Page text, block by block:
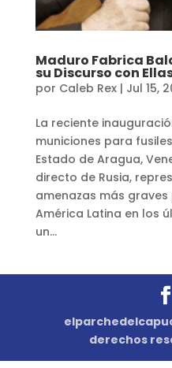
Maduro Fabrica
su Discurso con
por Caleb Rex| Jul 15,
La reciente
municiones para
Estado de Aragua,
directo de Rusia,
amenazas más
América Latina en los
un...
derechos